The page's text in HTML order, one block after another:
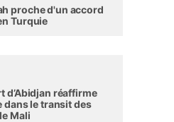
proche d'un accord
Turquie
d’Abidjan réaffirme
le transit des
Mali